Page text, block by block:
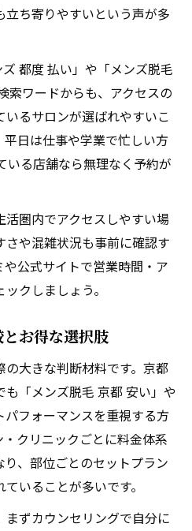
ち寄りやすいという声が多
都度 払い」や「メンズ脱毛
索ワードからも、アクセスの
るサロンが選ばれやすいこ
平日は仕事や学業で忙しい方
いる店舗なら無理なく予約が
圏内でアクセスしやすい場
や混雑状況も事前に確認す
公式サイトで営業時間・ア
クしましょう。
お得な選択肢
大きな判断材料です。京都
「メンズ脱毛 京都 安い」や
パフォーマンスを重視する方
クリニックごとに料金体系
、部位ごとのセットプラン
いることが多いです。
ずカウンセリングで自分に